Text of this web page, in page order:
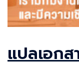
แปลเอกส